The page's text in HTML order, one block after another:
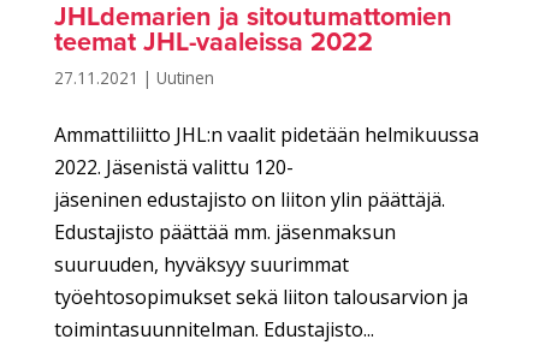
JHLdemarien ja sitoutumattomien
teemat JHL-vaaleissa 2022
27.11.2021 | Uutinen
Ammattiliitto JHL:n vaalit pidetään helmikuussa
2022. Jäsenistä valittu 120-
jäseninen edustajisto on liiton ylin päättäjä.
Edustajisto päättää mm. jäsenmaksun
suuruuden, hyväksyy suurimmat
työehtosopimukset sekä liiton talousarvion ja
toimintasuunnitelman. Edustajisto...